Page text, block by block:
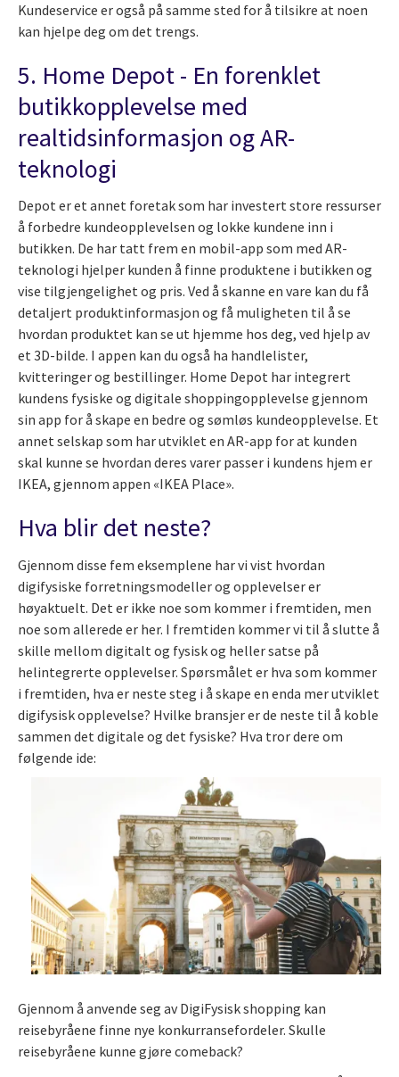
Kundeservice er også på samme sted for å tilsikre at noen
kan hjelpe deg om det trengs.
5. Home Depot - En forenklet
butikkopplevelse med
realtidsinformasjon og AR-
teknologi
Depot er et annet foretak som har investert store ressurser
å forbedre kundeopplevelsen og lokke kundene inn i
butikken. De har tatt frem en mobil-app som med AR-
teknologi hjelper kunden å finne produktene i butikken og
vise tilgjengelighet og pris. Ved å skanne en vare kan du få
detaljert produktinformasjon og få muligheten til å se
hvordan produktet kan se ut hjemme hos deg, ved hjelp av
et 3D-bilde. I appen kan du også ha handlelister,
kvitteringer og bestillinger. Home Depot har integrert
kundens fysiske og digitale shoppingopplevelse gjennom
sin app for å skape en bedre og sømløs kundeopplevelse. Et
annet selskap som har utviklet en AR-app for at kunden
skal kunne se hvordan deres varer passer i kundens hjem er
IKEA, gjennom appen «IKEA Place».
Hva blir det neste?
Gjennom disse fem eksemplene har vi vist hvordan
digifysiske forretningsmodeller og opplevelser er
høyaktuelt. Det er ikke noe som kommer i fremtiden, men
noe som allerede er her. I fremtiden kommer vi til å slutte å
skille mellom digitalt og fysisk og heller satse på
helintegrerte opplevelser. Spørsmålet er hva som kommer
i fremtiden, hva er neste steg i å skape en enda mer utviklet
digifysisk opplevelse? Hvilke bransjer er de neste til å koble
sammen det digitale og det fysiske? Hva tror dere om
følgende ide:
Gjennom å anvende seg av DigiFysisk shopping kan
reisebyråene finne nye konkurransefordeler. Skulle
reisebyråene kunne gjøre comeback?